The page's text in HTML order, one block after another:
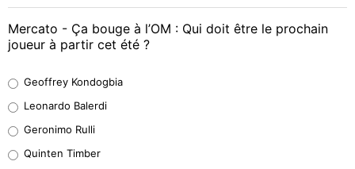
Mercato - Ça bouge à l’OM : Qui doit être le prochain
joueur à partir cet été ?
38%
32%
Geoffrey Kondogbia
Leonardo Balerdi
Geronimo Rulli
Quinten Timber